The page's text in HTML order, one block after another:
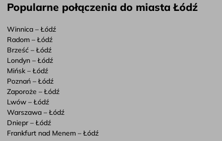
Popularne połączenia do miasta Łódź
Winnica – Łódź
Radom – Łódź
Brześć – Łódź
Londyn – Łódź
Mińsk – Łódź
Poznań – Łódź
Zaporoże – Łódź
Lwów – Łódź
Warszawa – Łódź
Dniepr – Łódź
Frankfurt nad Menem – Łódź